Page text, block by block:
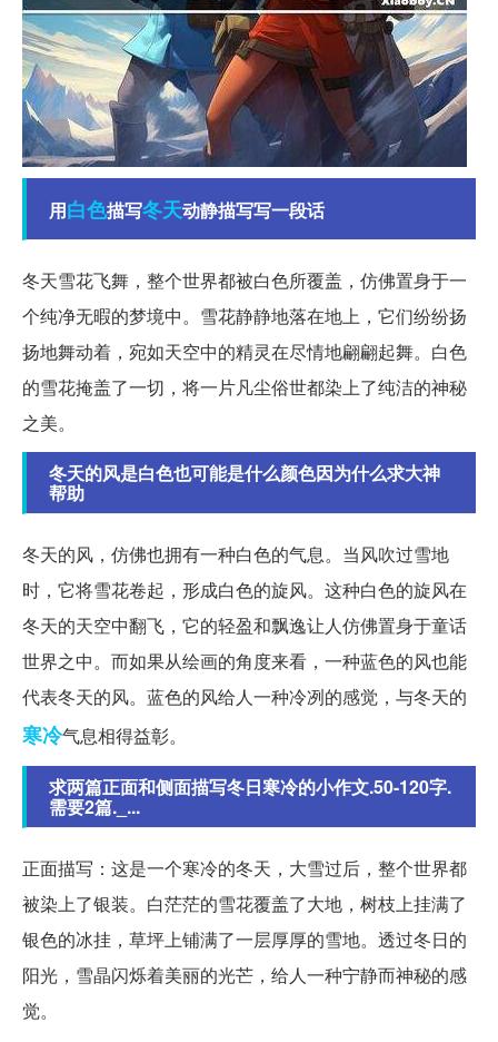
用白色描写冬天动静描写写一段话
冬天雪花飞舞，整个世界都被白色所覆盖，仿佛置身于一
个纯净无暇的梦境中。雪花静静地落在地上，它们纷纷扬
扬地舞动着，宛如天空中的精灵在尽情地翩翩起舞。白色
的雪花掩盖了一切，将一片凡尘俗世都染上了纯洁的神秘
之美。
冬天的风是白色也可能是什么颜色因为什么求大神
帮助
冬天的风，仿佛也拥有一种白色的气息。当风吹过雪地
时，它将雪花卷起，形成白色的旋风。这种白色的旋风在
冬天的天空中翻飞，它的轻盈和飘逸让人仿佛置身于童话
世界之中。而如果从绘画的角度来看，一种蓝色的风也能
代表冬天的风。蓝色的风给人一种冷冽的感觉，与冬天的
寒冷气息相得益彰。
求两篇正面和侧面描写冬日寒冷的小作文.50-120字.
需要2篇._...
正面描写：这是一个寒冷的冬天，大雪过后，整个世界都
被染上了银装。白茫茫的雪花覆盖了大地，树枝上挂满了
银色的冰挂，草坪上铺满了一层厚厚的雪地。透过冬日的
阳光，雪晶闪烁着美丽的光芒，给人一种宁静而神秘的感
觉。